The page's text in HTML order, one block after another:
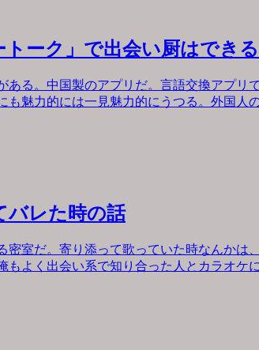
ーク」で出会い厨はできる
ある。中国製のアプリだ。言語交換アプリ
も魅力的には一見魅力的にうつる。外国人
バレた時の話
密室だ。寄り添って歌っていた時なんかは
もよく出会い系で知り合った人とカラオケ